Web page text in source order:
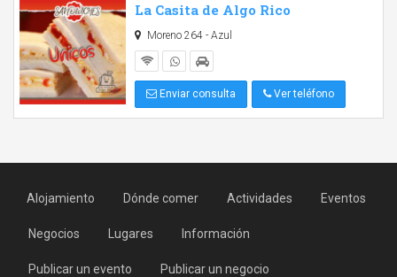
La Casita de Algo Rico
Moreno 264 - Azul
Enviar consulta Ver teléfono
Alojamiento Dónde comer Actividades Eventos
Negocios Lugares Información
Publicar un evento Publicar un negocio